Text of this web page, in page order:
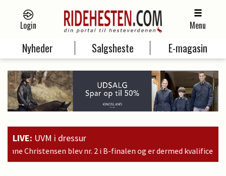
Login Menu
Nyheder Salgsheste E-magasin
LIVE: UVM i dressur
og er dermed kvalificeret til søndagens finale